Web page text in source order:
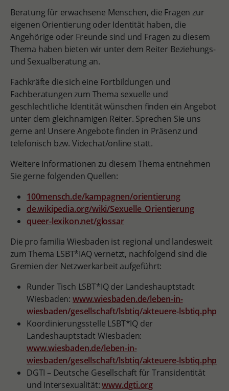
Beratung für erwachsene Menschen, die Fragen zur
eigenen Orientierung oder Identität haben, die
Angehörige oder Freunde sind und Fragen zu diesem
Thema haben bieten wir unter dem Reiter Beziehungs-
und Sexualberatung an.
Fachkräfte die sich eine Fortbildungen und
Fachberatungen zum Thema sexuelle und
geschlechtliche Identität wünschen finden ein Angebot
unter dem gleichnamigen Reiter. Sprechen Sie uns
gerne an! Unsere Angebote finden in Präsenz und
telefonisch bzw. Videchat/online statt.
Weitere Informationen zu diesem Thema entnehmen
Sie gerne folgenden Quellen:
100mensch.de/kampagnen/orientierung
de.wikipedia.org/wiki/Sexuelle_Orientierung
queer-lexikon.net/glossar
Die pro familia Wiesbaden ist regional und landesweit
zum Thema LSBT*IAQ vernetzt, nachfolgend sind die
Gremien der Netzwerkarbeit aufgeführt:
Runder Tisch LSBT*IQ der Landeshauptstadt
Wiesbaden: www.wiesbaden.de/leben-in-
wiesbaden/gesellschaft/lsbtiq/akteuere-lsbtiq.php
Koordinierungsstelle LSBT*IQ der
Landeshauptstadt Wiesbaden:
www.wiesbaden.de/leben-in-
wiesbaden/gesellschaft/lsbtiq/akteuere-lsbtiq.php
DGTI – Deutsche Gesellschaft für Transidentität
und Intersexualität:www.dgti.org